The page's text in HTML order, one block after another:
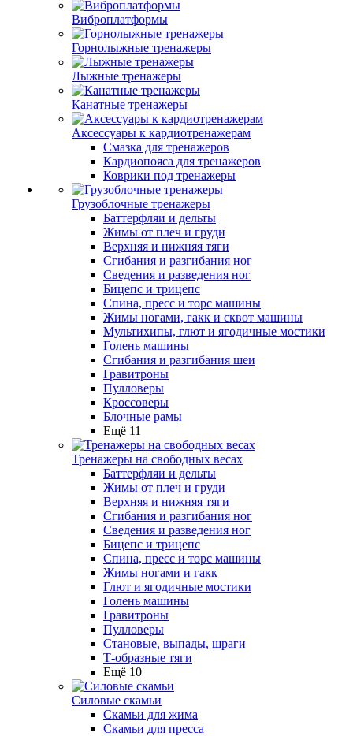
Виброплатформы
Горнолыжные тренажеры
Лыжные тренажеры
Канатные тренажеры
Аксессуары к кардиотренажерам
Смазка для тренажеров
Кардиопояса для тренажеров
Коврики под тренажеры
Грузоблочные тренажеры
Баттерфляи и дельты
Жимы от плеч и груди
Верхняя и нижняя тяги
Сгибания и разгибания ног
Сведения и разведения ног
Бицепс и трицепс
Спина, пресс и торс машины
Жимы ногами, гакк и сквот машины
Мультихипы, глют и ягодичные мостики
Голень машины
Сгибания и разгибания шеи
Гравитроны
Пулловеры
Кроссоверы
Блочные рамы
Ещё 11
Тренажеры на свободных весах
Баттерфляи и дельты
Жимы от плеч и груди
Верхняя и нижняя тяги
Сгибания и разгибания ног
Сведения и разведения ног
Бицепс и трицепс
Спина, пресс и торс машины
Жимы ногами и гакк
Глют и ягодичные мостики
Голень машины
Гравитроны
Пулловеры
Становые, выпады, шраги
Т-образные тяги
Ещё 10
Силовые скамьи
Скамьи для жима
Скамьи для пресса